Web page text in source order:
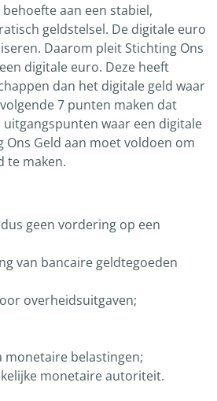
aan een stabiel,
geldstelsel. De digitale euro
Daarom pleit Stichting Ons
digitale euro. Deze heeft
dan het digitale geld waar
7 punten maken dat
waar een digitale
Ons Geld aan moet voldoen om
te maken.
geen vordering op een
van bancaire geldtegoeden
overheidsuitgaven;
belastingen;
monetaire autoriteit.